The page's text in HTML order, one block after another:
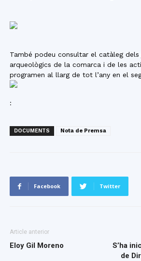
També podeu consultar el catàleg dels
arqueològics de la comarca i de les
programen al llarg de tot l’any en el
:
DOCUMENTS Nota de Premsa
Facebook Twitter
Article anterior
Eloy Gil Moreno
S’ha
de